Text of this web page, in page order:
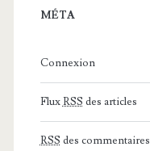
MÉTA
Connexion
FluxRSS des articles
RSS des commentaires